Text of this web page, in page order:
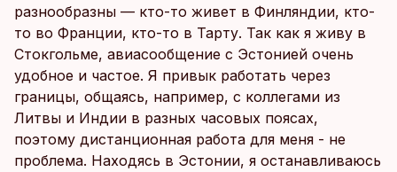
разнообразны — кто-то живет в Финляндии, кто-
то во Франции, кто-то в Тарту. Так как я живу в
Стокгольме, авиасообщение с Эстонией очень
удобное и частое. Я привык работать через
границы, общаясь, например, с коллегами из
Литвы и Индии в разных часовых поясах,
поэтому дистанционная работа для меня - не
проблема. Находясь в Эстонии, я останавливаюсь